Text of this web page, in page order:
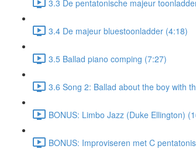
3.3 De pentatonische majeur
3.4 De majeur bluestoonladder (4:18)
3.5 Ballad piano comping (7:27)
3.6 Song 2: Ballad about the boy with
BONUS: Limbo Jazz (Duke Ellington)
BONUS: Improviseren met C